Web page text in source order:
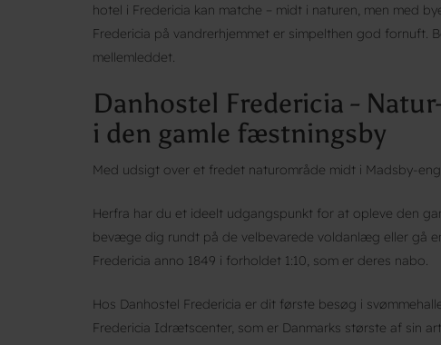
hotel i Fredericia kan matche – midt i naturen, men med
Fredericia på vandrerhjemmet er simpelthen god fornuft.
mellemleddet.
Danhostel Fredericia -
i den gamle fæstningsby
Med udsigt over et fredet naturområde midt i Madsby-
Herfra har du et ideelt udgangspunkt for at opleve den
bevæge dig rundt på de velbevarede voldanlæg eller gå
Fredericia anno 1849 i forholdet 1:10, som er deres nabo.
Hos Danhostel Fredericia er dit første besøg i
Fredericia Idrætscenter, som er Danmarks største af sin